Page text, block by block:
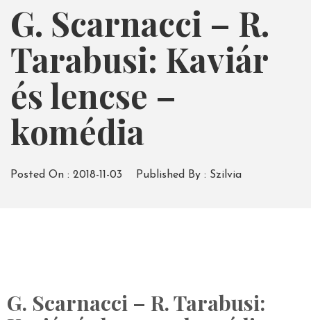
G. Scarnacci – R.
Tarabusi: Kaviár
és lencse –
komédia
Posted On : 2018-11-03 Published By : Szilvia
G. Scarnacci – R. Tarabusi: